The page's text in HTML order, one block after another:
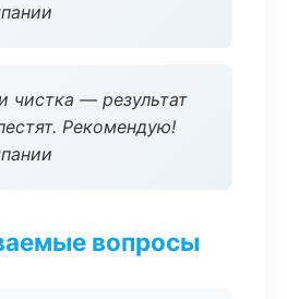
чистка — результат
Рекомендую!
вопросы